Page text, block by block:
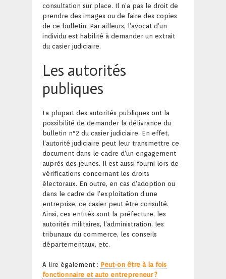
consultation sur place. Il n’a pas le droit de
prendre des images ou de faire des copies
de ce bulletin. Par ailleurs, l’avocat d’un
individu est habilité à demander un extrait
du casier judiciaire.
Les autorités
publiques
La plupart des autorités publiques ont la
possibilité de demander la délivrance du
bulletin n°2 du casier judiciaire. En effet,
l’autorité judiciaire peut leur transmettre ce
document dans le cadre d’un engagement
auprès des jeunes. Il est aussi fourni lors de
vérifications concernant les droits
électoraux. En outre, en cas d’adoption ou
dans le cadre de l’exploitation d’une
entreprise, ce casier peut être consulté.
Ainsi, ces entités sont la préfecture, les
autorités militaires, l’administration, les
tribunaux du commerce, les conseils
départementaux, etc.
A lire également : Peut-on être à la fois
fonctionnaire et auto entrepreneur ?